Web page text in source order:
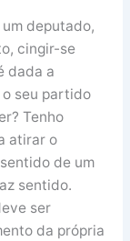
deputado,
cingir-se
dada a
seu partido
Tenho
atirar o
de um
sentido.
ser
da própria